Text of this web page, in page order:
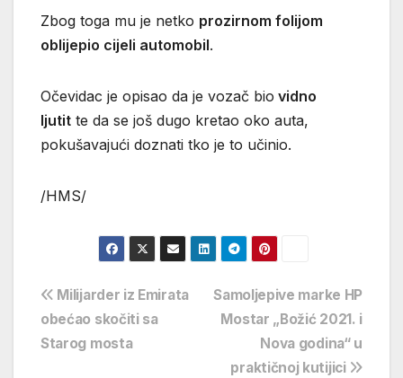
Zbog toga mu je netko prozirnom folijom
oblijepio cijeli automobil.
Očevidac je opisao da je vozač bio vidno
ljutit te da se još dugo kretao oko auta,
pokušavajući doznati tko je to učinio.
/HMS/
Navigacija
objava
Samoljepive marke HP
Mostar „Božić 2021. i
Nova godina“ u
praktičnoj kutijici
Milijarder iz Emirata
obećao skočiti sa
Starog mosta